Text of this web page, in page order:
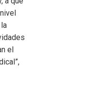
el